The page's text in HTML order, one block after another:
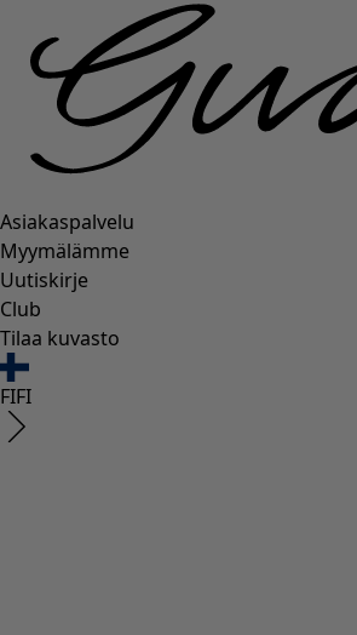
Asiakaspalvelu
Myymälämme
Uutiskirje
Club
Tilaa kuvasto
FIFI